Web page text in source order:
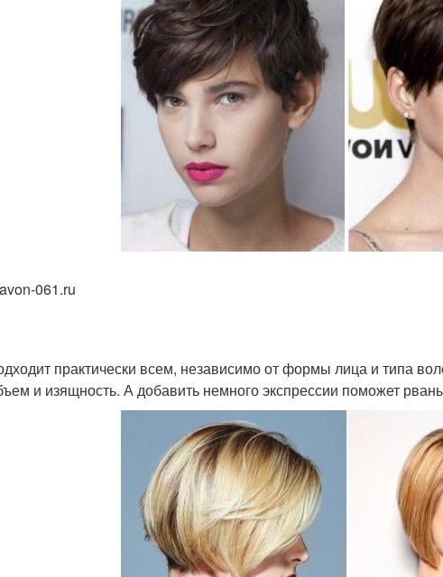
061.ru
практически всем, независимо от формы лица и типа
и изящность. А добавить немного экспрессии поможет